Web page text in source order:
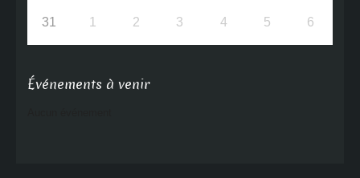
31 1 2 3 4 5 6
Événements à venir